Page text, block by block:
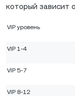
который зависит
VIP уровень
VIP 1-4
VIP 5-7
VIP 8-12